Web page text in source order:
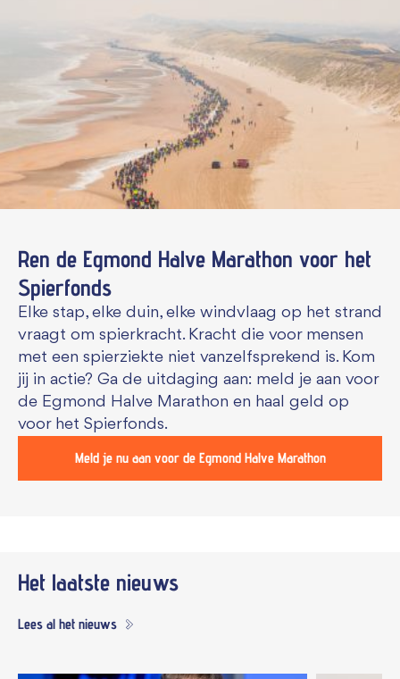
Ren de Egmond Halve Marathon voor het
Spierfonds
Elke stap, elke duin, elke windvlaag op het strand
vraagt om spierkracht. Kracht die voor mensen
met een spierziekte niet vanzelfsprekend is. Kom
jij in actie? Ga de uitdaging aan: meld je aan voor
de Egmond Halve Marathon en haal geld op
voor het Spierfonds.
Meld je nu aan voor de Egmond Halve Marathon
Het laatste nieuws
Lees al het nieuws